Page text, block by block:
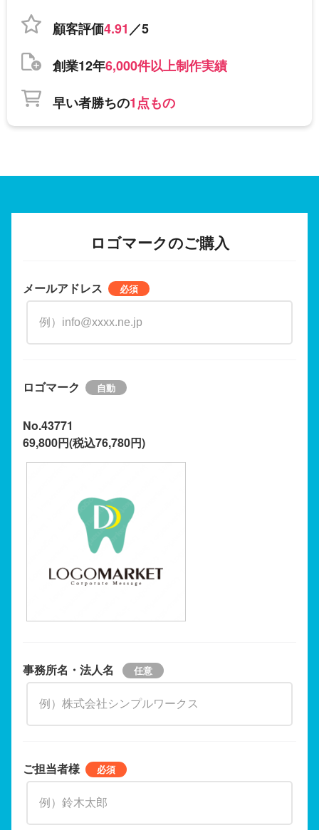
顧客評価4.91／5
創業12年6,000件以上制作実績
早い者勝ちの1点もの
ロゴマークのご購入
メールアドレス
ロゴマーク
No.43771
69,800円(税込76,780円)
事務所名・法人名
ご担当者様